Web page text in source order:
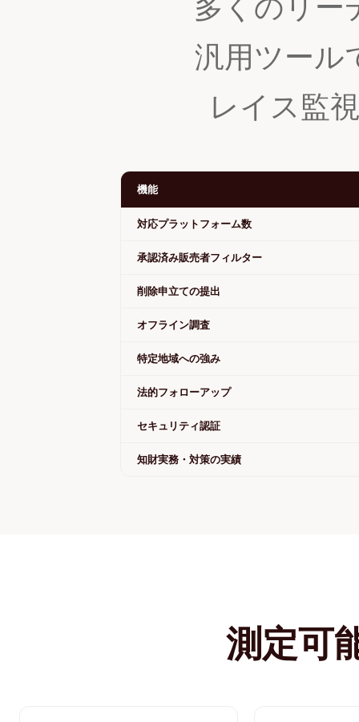
多くのリー
汎用ツール
レイス監
機能
対応プラットフォーム数
承認済み販売者フィルター
削除申立ての提出
オフライン調査
特定地域への強み
法的フォローアップ
セキュリティ認証
知財実務・対策の実績
測定可